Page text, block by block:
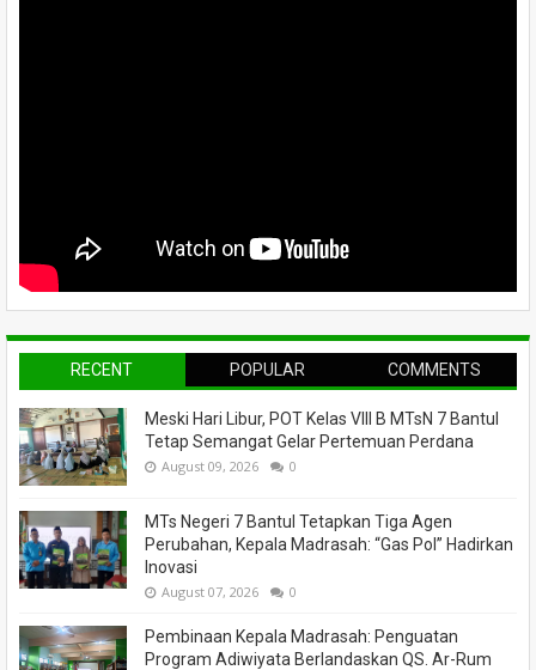
RECENT POPULAR COMMENTS
Meski Hari Libur, POT Kelas VIII B MTsN 7 Bantul
Tetap Semangat Gelar Pertemuan Perdana
August 09, 2026 0
MTs Negeri 7 Bantul Tetapkan Tiga Agen
Perubahan, Kepala Madrasah: “Gas Pol” Hadirkan
Inovasi
August 07, 2026 0
Pembinaan Kepala Madrasah: Penguatan
Program Adiwiyata Berlandaskan QS. Ar-Rum